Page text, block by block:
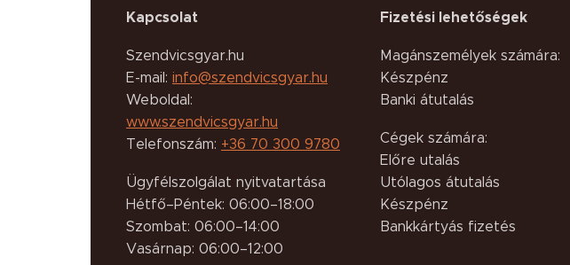
Kapcsolat
Szendvicsgyar.hu
E-mail: info@szendvicsgyar.hu
Weboldal:
www.szendvicsgyar.hu
Telefonszám: +36 70 300 9780
Ügyfélszolgálat nyitvatartása
Hétfő–Péntek: 06:00–18:00
Szombat: 06:00–14:00
Vasárnap: 06:00–12:00
Fizetési lehetőségek
Magánszemélyek számára:
Készpénz
Banki átutalás
Cégek számára:
Előre utalás
Utólagos átutalás
Készpénz
Bankkártyás fizetés